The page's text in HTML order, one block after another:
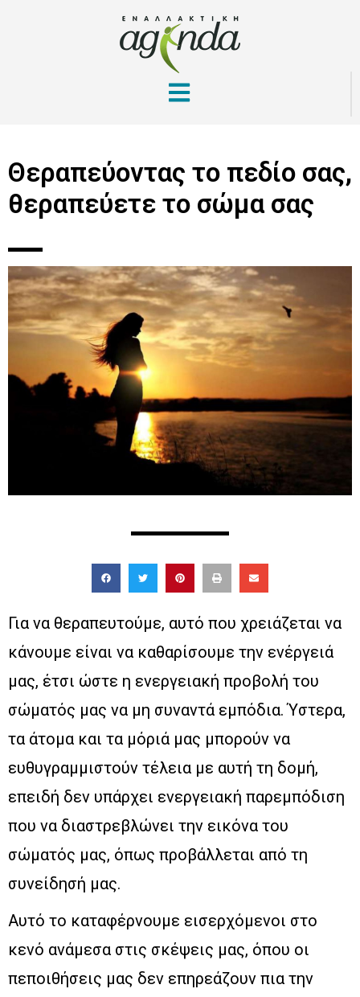
Θεραπεύοντας το πεδίο σας,
θεραπεύετε το σώμα σας
Για να θεραπευτούμε, αυτό που χρειάζεται να
κάνουμε είναι να καθαρίσουμε την ενέργειά
μας, έτσι ώστε η ενεργειακή προβολή του
σώματός μας να μη συναντά εμπόδια. Ύστερα,
τα άτομα και τα μόριά μας μπορούν να
ευθυγραμμιστούν τέλεια με αυτή τη δομή,
επειδή δεν υπάρχει ενεργειακή παρεμπόδιση
που να διαστρεβλώνει την εικόνα του
σώματός μας, όπως προβάλλεται από τη
συνείδησή μας.
Αυτό το καταφέρνουμε εισερχόμενοι στο
κενό ανάμεσα στις σκέψεις μας, όπου οι
πεποιθήσεις μας δεν επηρεάζουν πια την